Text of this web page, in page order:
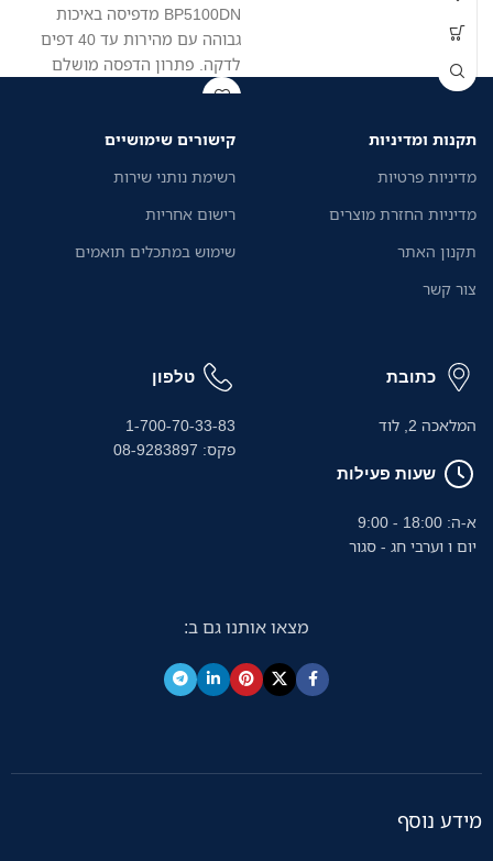
BP5100DN מדפיסה באיכות
גבוהה עם מהירות עד 40 דפים
לדקה. פתרון הדפסה מושלם
לעסקים קטנים וגדולים.
תקנות ומדיניות
מדיניות פרטיות
מדיניות החזרת מוצרים
תקנון האתר
צור קשר
קישורים שימושיים
רשימת נותני שירות
רישום אחריות
שימוש במתכלים תואמים
כתובת
המלאכה 2, לוד
שעות פעילות
א-ה: 18:00 - 9:00
יום ו וערבי חג - סגור
טלפון
1-700-70-33-83
פקס: 08-9283897
מצאו אותנו גם ב:
מידע נוסף